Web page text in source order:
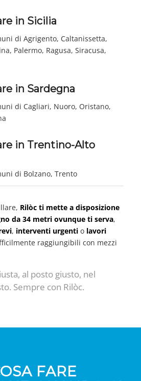
in Sicilia
di Agrigento, Caltanissetta,
Palermo, Ragusa, Siracusa,
in Sardegna
di Cagliari, Nuoro, Oristano,
in Trentino-Alto
di Bolzano, Trento
Rilòc ti mette a disposizione
da 34 metri ovunque ti serva,
, interventi urgentio lavori
raggiungibili con mezzi
al posto giusto, nel
Sempre con Rilòc.
FARE